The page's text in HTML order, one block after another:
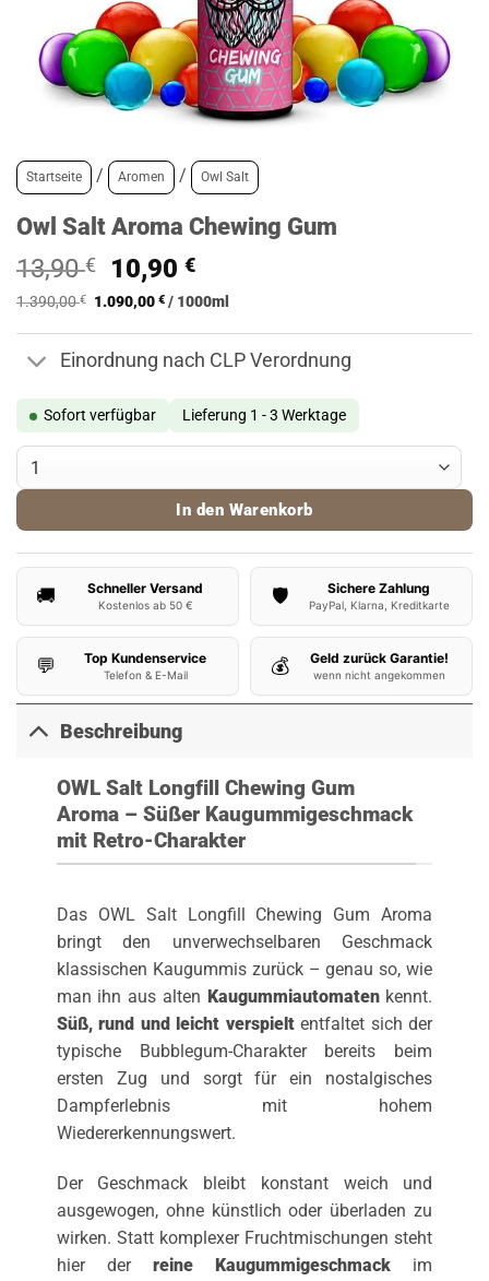
Startseite / Aromen / Owl Salt
Owl Salt Aroma Chewing Gum
13,90€
Ursprünglicher
Preis
13,90 €
10,90€Aktueller
Preis
10,90 €.
1.390,00€ 1.090,00€ / 1000ml
Einordnung nach CLP Verordnung
Sofort verfügbar Lieferung 1 - 3 Werktage
Owl Salt Aroma Chewing Gum Menge
In den Warenkorb
🚚 Schneller Versand
Kostenlos ab 50 € 🛡️ Sichere Zahlung
PayPal, Klarna, Kreditkarte
💬 Top Kundenservice
Telefon & E-Mail 💰 Geld zurück Garantie!
wenn nicht angekommen
Beschreibung
OWL Salt Longfill Chewing Gum
Aroma – Süßer Kaugummigeschmack
mit Retro-Charakter
Das OWL Salt Longfill Chewing Gum Aroma
bringt den unverwechselbaren Geschmack
klassischen Kaugummis zurück – genau so, wie
man ihn aus alten Kaugummiautomatenkennt.
Süß, rund und leicht verspieltentfaltet sich der
typische Bubblegum-Charakter bereits beim
ersten Zug und sorgt für ein nostalgisches
Dampferlebnis mit hohem
Wiedererkennungswert.
Der Geschmack bleibt konstant weich und
ausgewogen, ohne künstlich oder überladen zu
wirken. Statt komplexer Fruchtmischungen steht
hier der reine Kaugummigeschmack im